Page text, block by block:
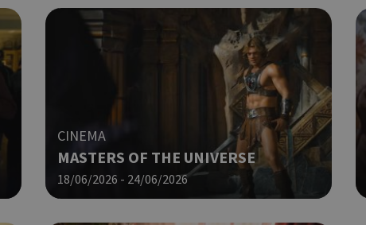
CINEMA
MASTERS OF THE UNIVERSE
18/06/2026 - 24/06/2026